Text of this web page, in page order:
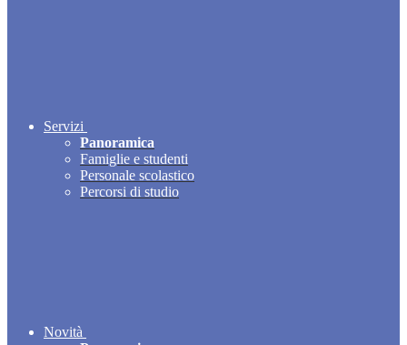
Servizi
Panoramica
Famiglie e studenti
Personale scolastico
Percorsi di studio
Novità